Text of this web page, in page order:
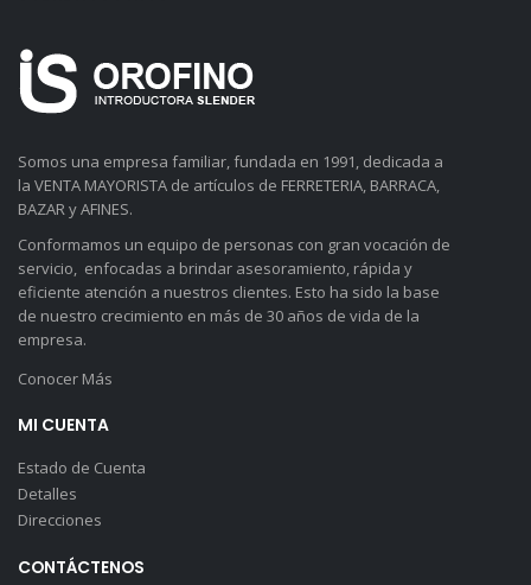
Somos una empresa familiar, fundada en 1991, dedicada a
la VENTA MAYORISTA de artículos de FERRETERIA, BARRACA,
BAZAR y AFINES.
Conformamos un equipo de personas con gran vocación de
servicio, enfocadas a brindar asesoramiento, rápida y
eficiente atención a nuestros clientes. Esto ha sido la base
de nuestro crecimiento en más de 30 años de vida de la
empresa.
Conocer Más
MI CUENTA
Estado de Cuenta
Detalles
Direcciones
CONTÁCTENOS